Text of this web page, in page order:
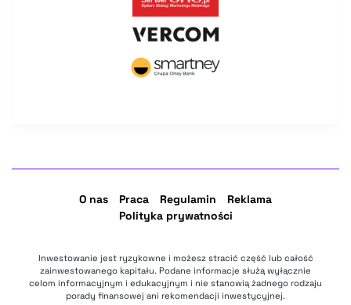
O nas Praca Regulamin
Reklama
Polityka prywatności
Inwestowanie jest ryzykowne i możesz stracić część lub całość
zainwestowanego kapitału. Podane informacje służą wyłącznie
celom informacyjnym i edukacyjnym i nie stanowią żadnego rodzaju
porady finansowej ani rekomendacji inwestycyjnej.